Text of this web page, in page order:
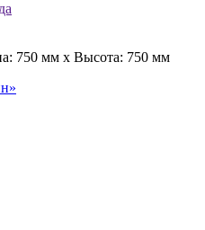
750 мм x Высота: 750 мм